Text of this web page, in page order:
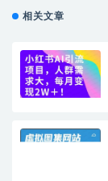
相关文章